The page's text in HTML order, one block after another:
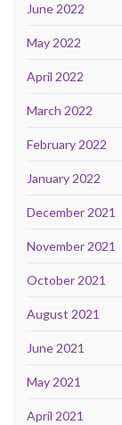
June 2022
May 2022
April 2022
March 2022
February 2022
January 2022
December 2021
November 2021
October 2021
August 2021
June 2021
May 2021
April 2021